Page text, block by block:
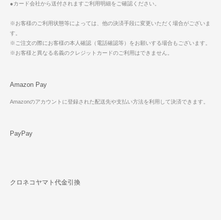
●カード会社から送付されますご利用明細をご確認ください。
※お客様のご利用状態等によっては、他の決済手段に変更いただく場合がございま
す。
※ご注文の際にお客様の本人確認（電話確認等）をお願いする場合もございます。
※お客様と異なる名義のクレジットカードのご利用はできません。
Amazon Pay
Amazonのアカウントに登録された配送先や支払い方法を利用して決済できます。
PayPay
クロネコヤマト代金引換